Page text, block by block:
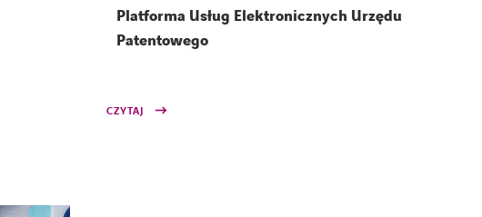
Platforma Usług Elektronicznych Urzędu
Patentowego
CZYTAJ